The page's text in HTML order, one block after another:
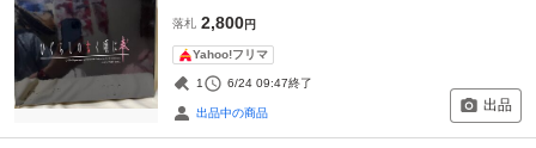
落札 2,800円
Yahoo!フリマ
1 6/24 09:47終了
出品中の商品 出品